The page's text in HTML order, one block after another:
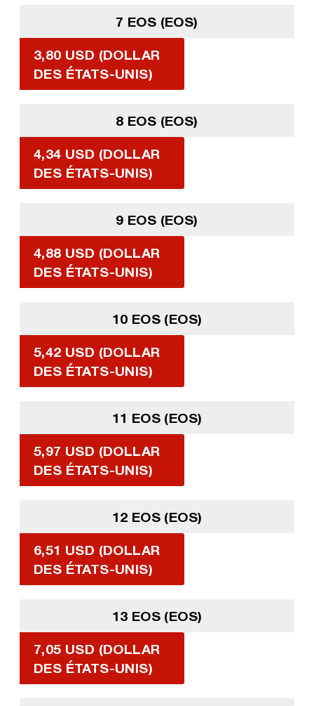
7 EOS (EOS)
3,80 USD (DOLLAR
DES ÉTATS-UNIS)
8 EOS (EOS)
4,34 USD (DOLLAR
DES ÉTATS-UNIS)
9 EOS (EOS)
4,88 USD (DOLLAR
DES ÉTATS-UNIS)
10 EOS (EOS)
5,42 USD (DOLLAR
DES ÉTATS-UNIS)
11 EOS (EOS)
5,97 USD (DOLLAR
DES ÉTATS-UNIS)
12 EOS (EOS)
6,51 USD (DOLLAR
DES ÉTATS-UNIS)
13 EOS (EOS)
7,05 USD (DOLLAR
DES ÉTATS-UNIS)